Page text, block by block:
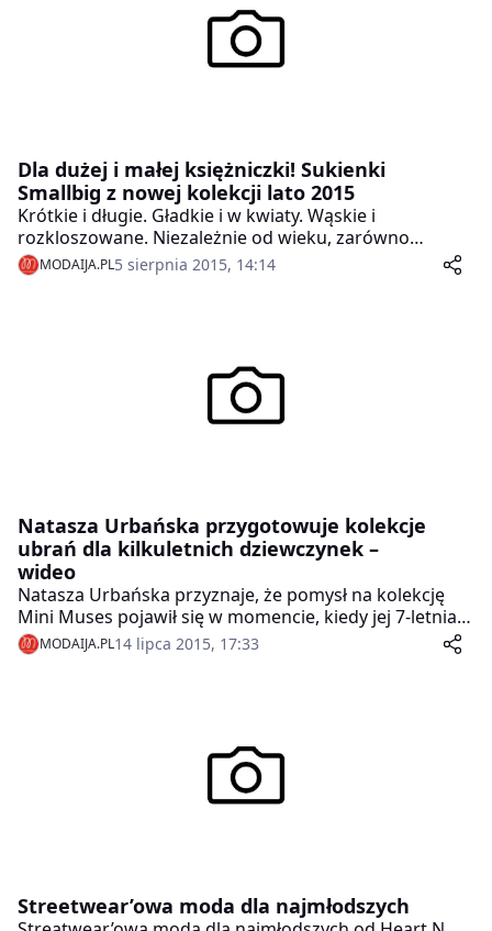
Dla dużej i małej księżniczki! Sukienki
Smallbig z nowej kolekcji lato 2015
Krótkie i długie. Gładkie i w kwiaty. Wąskie i
rozkloszowane. Niezależnie od wieku, zarówno
kobiety, jak i małe kobietki kochają sukienki! Właśnie z
myślą o nich, marka Smallbig stworzyła nową, letnią
MODAIJA.PL5 sierpnia 2015, 14:14
Natasza Urbańska przygotowuje kolekcje
ubrań dla kilkuletnich dziewczynek –
wideo
Natasza Urbańska przyznaje, że pomysł na kolekcję
Mini Muses pojawił się w momencie, kiedy jej 7-letnia
córka zaczęła przymierzać ubrania z szafy mamy i
domagać się takich samych w swoim rozmiarze.
skórzane kurtki. Wszystko w rozmiarze XXS.
MODAIJA.PL14 lipca 2015, 17:33
Streetwear’owa moda dla najmłodszych